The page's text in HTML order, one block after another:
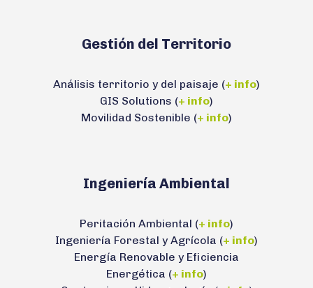
Gestión del Territorio
Análisis territorio y del paisaje (+ info)
GIS Solutions (+ info)
Movilidad Sostenible (+ info)
Ingeniería Ambiental
Peritación Ambiental (+ info)
Ingeniería Forestal y Agrícola (+ info)
Energía Renovable y Eficiencia
Energética (+ info)